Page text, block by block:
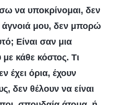
να υποκρίνομαι, δεν
άγνοιά μου, δεν μπορώ
Είναι σαν μια
κάθε κόστος. Τι
έχει όρια, έχουν
δεν θέλουν να είναι